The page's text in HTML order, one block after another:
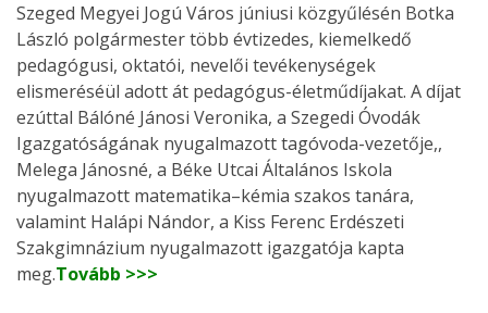
Szeged Megyei Jogú Város júniusi közgyűlésén Botka
László polgármester több évtizedes, kiemelkedő
pedagógusi, oktatói, nevelői tevékenységek
elismeréséül adott át pedagógus-életműdíjakat. A díjat
ezúttal Bálóné Jánosi Veronika, a Szegedi Óvodák
Igazgatóságának nyugalmazott tagóvoda-vezetője,,
Melega Jánosné, a Béke Utcai Általános Iskola
nyugalmazott matematika–kémia szakos tanára,
valamint Halápi Nándor, a Kiss Ferenc Erdészeti
Szakgimnázium nyugalmazott igazgatója kapta
meg.Tovább >>>